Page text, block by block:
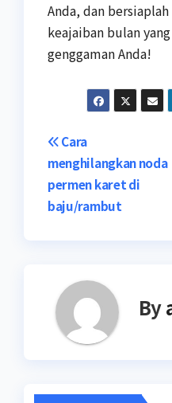
Anda, dan
keajaiban bulan
genggaman Anda!
Navigasi
pos
Cara
menghilangkan noda
permen karet di
baju/rambut
By